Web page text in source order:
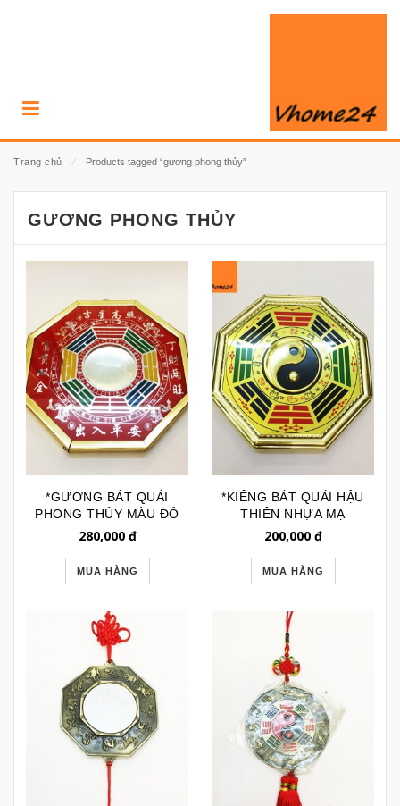
Trang chủ ⁄ Products tagged “gương phong thủy”
GƯƠNG PHONG THỦY
*GƯƠNG BÁT QUÁI
PHONG THỦY MÀU ĐỎ
VIỀN NHÔM GPT048
280,000đ
MUA HÀNG
*KIẾNG BÁT QUÁI HẬU
THIÊN NHỰA MẠ
VÀNG GPT050
200,000đ
MUA HÀNG